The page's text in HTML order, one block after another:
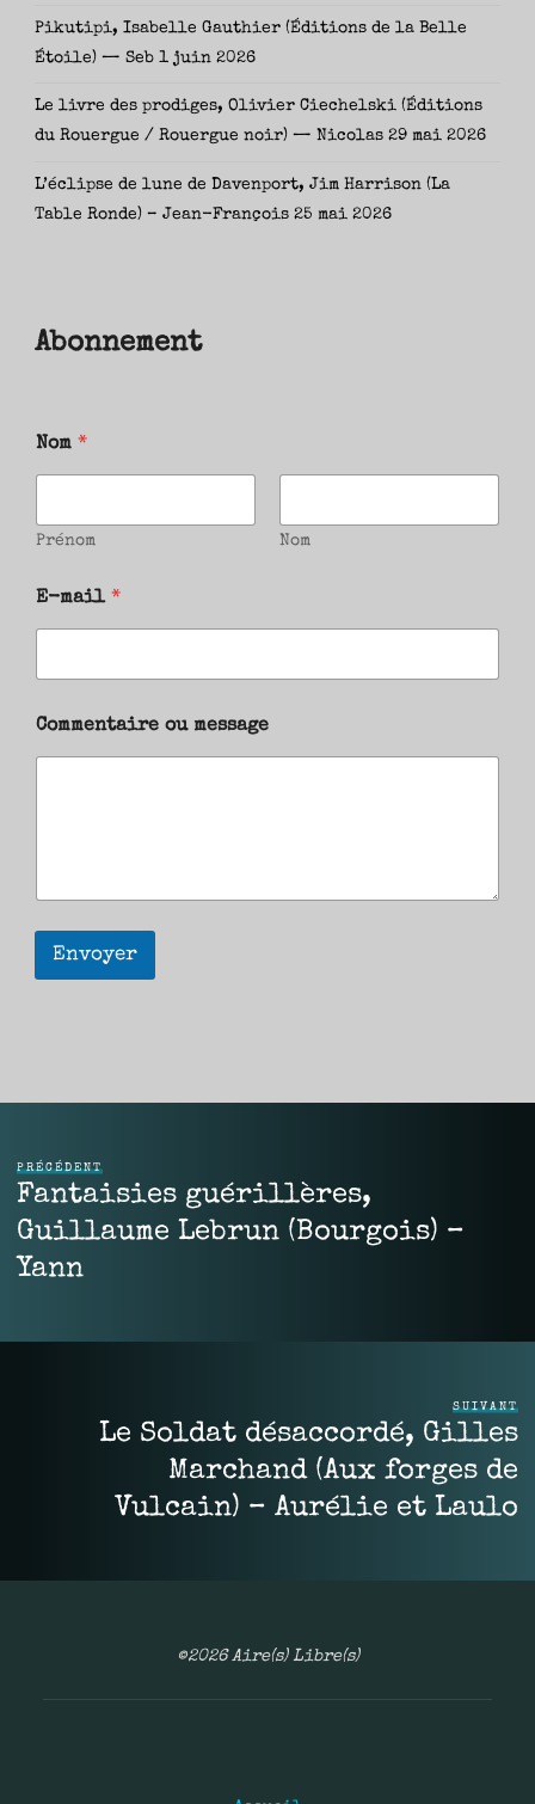
Pikutipi, Isabelle Gauthier (Éditions de la Belle
Étoile) — Seb 1 juin 2026
Le livre des prodiges, Olivier Ciechelski (Éditions
du Rouergue / Rouergue noir) — Nicolas 29 mai 2026
L’éclipse de lune de Davenport, Jim Harrison (La
Table Ronde) – Jean-François 25 mai 2026
Abonnement
Nom *
Prénom Nom
E-mail *
Commentaire ou message
Envoyer
PRÉCÉDENT
Fantaisies guérillères,
Guillaume Lebrun (Bourgois) –
Yann
SUIVANT
Le Soldat désaccordé, Gilles
Marchand (Aux forges de
Vulcain) – Aurélie et Laulo
©2026 Aire(s) Libre(s)